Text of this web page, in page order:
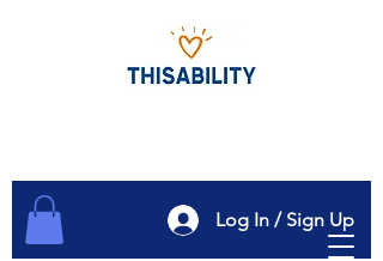
Log In / Sign Up